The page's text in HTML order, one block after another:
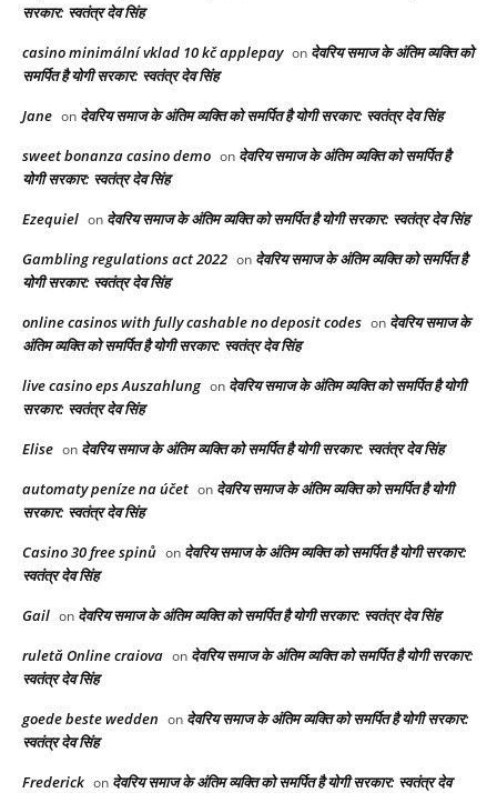
सरकार: स्वतंत्र देव सिंह
casino minimální vklad 10 kč applepay on देवरिय समाज के अंतिम व्यक्ति को
समर्पित है योगी सरकार: स्वतंत्र देव सिंह
Jane on देवरिय समाज के अंतिम व्यक्ति को समर्पित है योगी सरकार: स्वतंत्र देव सिंह
sweet bonanza casino demo on देवरिय समाज के अंतिम व्यक्ति को समर्पित है
योगी सरकार: स्वतंत्र देव सिंह
Ezequiel on देवरिय समाज के अंतिम व्यक्ति को समर्पित है योगी सरकार: स्वतंत्र देव सिंह
Gambling regulations act 2022 on देवरिय समाज के अंतिम व्यक्ति को समर्पित है
योगी सरकार: स्वतंत्र देव सिंह
online casinos with fully cashable no deposit codes on देवरिय समाज के
अंतिम व्यक्ति को समर्पित है योगी सरकार: स्वतंत्र देव सिंह
live casino eps Auszahlung on देवरिय समाज के अंतिम व्यक्ति को समर्पित है योगी
सरकार: स्वतंत्र देव सिंह
Elise on देवरिय समाज के अंतिम व्यक्ति को समर्पित है योगी सरकार: स्वतंत्र देव सिंह
automaty peníze na účet on देवरिय समाज के अंतिम व्यक्ति को समर्पित है योगी
सरकार: स्वतंत्र देव सिंह
Casino 30 free spinů on देवरिय समाज के अंतिम व्यक्ति को समर्पित है योगी सरकार:
स्वतंत्र देव सिंह
Gail on देवरिय समाज के अंतिम व्यक्ति को समर्पित है योगी सरकार: स्वतंत्र देव सिंह
ruletă Online craiova on देवरिय समाज के अंतिम व्यक्ति को समर्पित है योगी सरकार:
स्वतंत्र देव सिंह
goede beste wedden on देवरिय समाज के अंतिम व्यक्ति को समर्पित है योगी सरकार:
स्वतंत्र देव सिंह
Frederick on देवरिय समाज के अंतिम व्यक्ति को समर्पित है योगी सरकार: स्वतंत्र देव